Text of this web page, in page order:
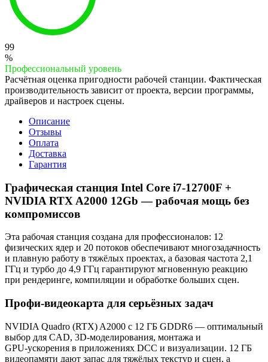
99
%
Профессиональный уровень
Расчётная оценка пригодности рабочей станции. Фактическая
производительность зависит от проекта, версии программы,
драйверов и настроек сцены.
Описание
Отзывы
Оплата
Доставка
Гарантия
Графическая станция Intel Core i7-12700F +
NVIDIA RTX A2000 12Gb — рабочая мощь без
компромиссов
Эта рабочая станция создана для профессионалов: 12
физических ядер и 20 потоков обеспечивают многозадачность
и плавную работу в тяжёлых проектах, а базовая частота 2,1
ГГц и турбо до 4,9 ГГц гарантируют мгновенную реакцию
при рендеринге, компиляции и обработке больших сцен.
Профи‑видеокарта для серьёзных задач
NVIDIA Quadro (RTX) A2000 с 12 ГБ GDDR6 — оптимальный
выбор для CAD, 3D‑моделирования, монтажа и
GPU‑ускорения в приложениях DCC и визуализации. 12 ГБ
видеопамяти дают запас для тяжёлых текстур и сцен, а